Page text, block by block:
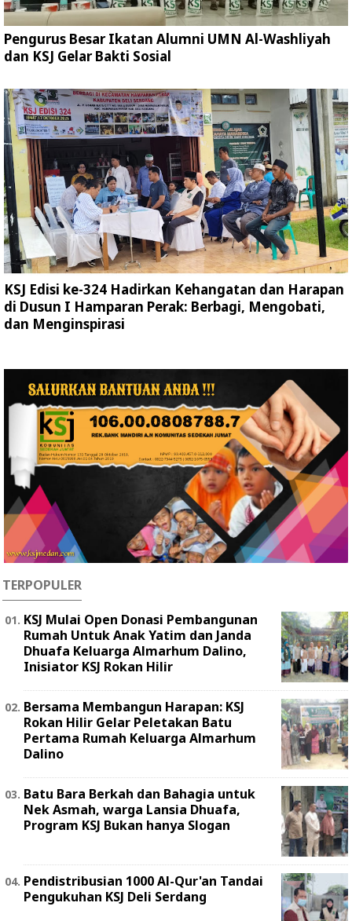
Pengurus Besar Ikatan Alumni UMN Al-Washliyah
dan KSJ Gelar Bakti Sosial
KSJ Edisi ke-324 Hadirkan Kehangatan dan Harapan
di Dusun I Hamparan Perak: Berbagi, Mengobati,
dan Menginspirasi
TERPOPULER
KSJ Mulai Open Donasi Pembangunan
Rumah Untuk Anak Yatim dan Janda
Dhuafa Keluarga Almarhum Dalino,
Inisiator KSJ Rokan Hilir
Bersama Membangun Harapan: KSJ
Rokan Hilir Gelar Peletakan Batu
Pertama Rumah Keluarga Almarhum
Dalino
Batu Bara Berkah dan Bahagia untuk
Nek Asmah, warga Lansia Dhuafa,
Program KSJ Bukan hanya Slogan
Pendistribusian 1000 Al-Qur'an Tandai
Pengukuhan KSJ Deli Serdang